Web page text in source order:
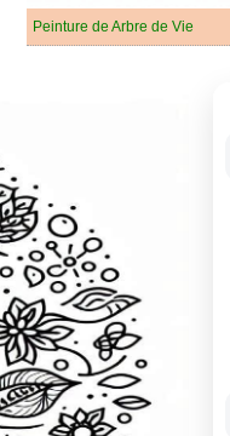
Peinture de Arbre de Vie